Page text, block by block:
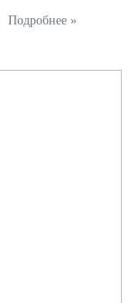
Подробнее »